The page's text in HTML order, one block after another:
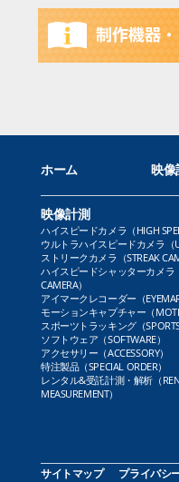
ホーム 映像
映像計測
ハイスピードカメラ（HIGH
ウルトラハイスピードカメラ（
ストリークカメラ（STREAK
ハイスピードシャッターカメラ
CAMERA）
アイマークレコーダー（
モーションキャプチャー（
スポーツトラッキング（SPORTS
ソフトウェア（SOFTWARE）
アクセサリー（ACCESSORY）
特注製品（SPECIAL ORDER）
レンタル&受託計測・解析（
MEASUREMENT）
サイトマップ プライバシ